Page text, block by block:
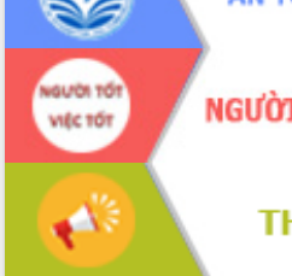
Đắk Lắk: Tôn vinh 46 giải pháp tại Hội
thi Sáng tạo Kỹ thuật 2024 - 2025
Đắk Lắk rà soát, điều chỉnh Đề án 190
về phát triển nuôi trồng thủy sản
Phó Chủ tịch UBND tỉnh Đắk Lắk
Trương Công Thái kiểm tra thực địa
Dự án cao tốc Khánh Hòa - Buôn Ma
Thuột
Định vị cà phê Việt Nam như một “di
sản sống” trong dòng chảy toàn cầu